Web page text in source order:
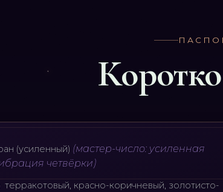
(усиленный) (мастер-число: усиленная
четвёрки)
терракотовый, красно-коричневый, золотисто-